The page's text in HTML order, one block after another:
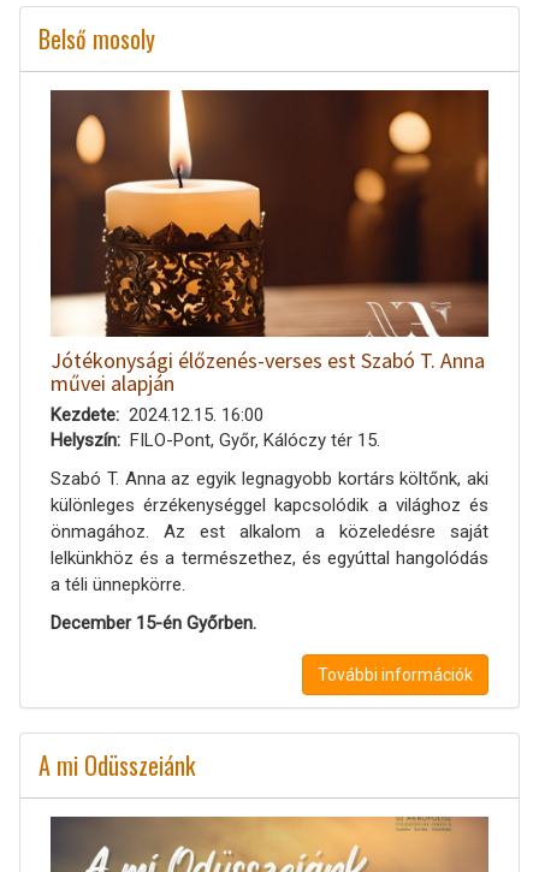
Belső mosoly
Jótékonysági élőzenés-verses est Szabó T. Anna
művei alapján
Kezdete
2024.12.15. 16:00
Helyszín
FILO-Pont, Győr, Kálóczy tér 15.
Szabó T. Anna az egyik legnagyobb kortárs költőnk, aki
különleges érzékenységgel kapcsolódik a világhoz és
önmagához. Az est alkalom a közeledésre saját
lelkünkhöz és a természethez, és egyúttal hangolódás
a téli ünnepkörre.
December 15-én Győrben.
További információk
A mi Odüsszeiánk